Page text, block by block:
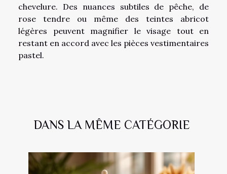
chevelure. Des nuances subtiles de pêche, de
rose tendre ou même des teintes abricot
légères peuvent magnifier le visage tout en
restant en accord avec les pièces vestimentaires
pastel.
DANS LA MÊME CATÉGORIE